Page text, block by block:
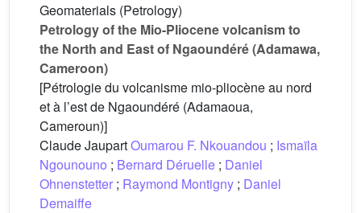
Geomaterials (Petrology)
Petrology of the Mio-Pliocene volcanism to
the North and East of Ngaoundéré (Adamawa,
Cameroon)
[Pétrologie du volcanisme mio-pliocène au nord
et à l’est de Ngaoundéré (Adamaoua,
Cameroun)]
Claude JaupartOumarou F. Nkouandou ; Ismaïla
Ngounouno ; Bernard Déruelle ; Daniel
Ohnenstetter ; Raymond Montigny ; Daniel
Demaiffe